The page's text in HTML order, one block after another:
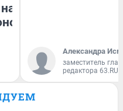
Александра
заместитель
редактора 63.RU